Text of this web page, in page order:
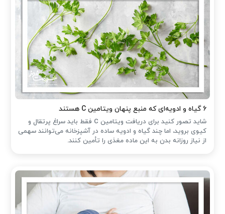
۶ گیاه و ادویه‌ای که منبع پنهان ویتامین C هستند
شاید تصور کنید برای دریافت ویتامین C فقط باید سراغ پرتقال و
کیوی بروید، اما چند گیاه و ادویه ساده در آشپزخانه می‌توانند سهمی
از نیاز روزانه بدن به این ماده مغذی را تأمین کنند.